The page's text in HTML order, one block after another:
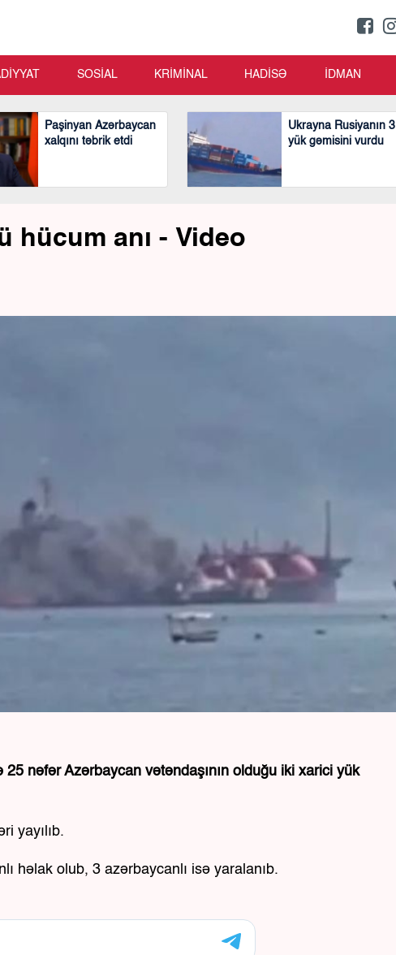
SOSİAL KRİMİNAL HADİSƏ İDMAN
Paşinyan Azərbaycan
xalqını təbrik etdi
Ukrayna Rusiyanın 3
yük gəmisini vurdu
hücum anı - Video
nəfər Azərbaycan vətəndaşının olduğu iki xarici yük
yayılıb.
həlak olub, 3 azərbaycanlı isə yaralanıb.